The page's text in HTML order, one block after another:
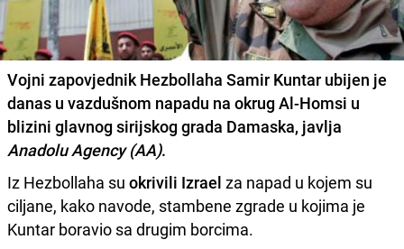
Vojni zapovjednik Hezbollaha Samir Kuntar ubijen je
danas u vazdušnom napadu na okrug Al-Homsi u
blizini glavnog sirijskog grada Damaska, javlja
Anadolu Agency (AA).
Iz Hezbollaha su okrivili Izrael za napad u kojem su
ciljane, kako navode, stambene zgrade u kojima je
Kuntar boravio sa drugim borcima.